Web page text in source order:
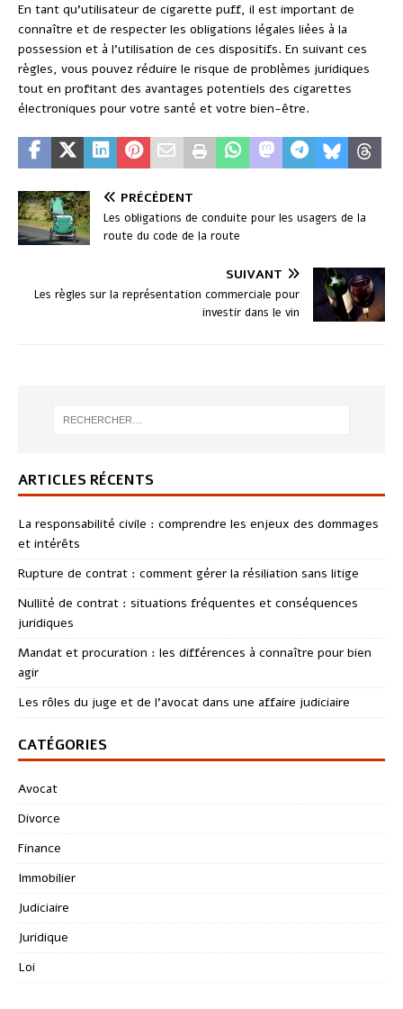
En tant qu’utilisateur de cigarette puff, il est important de
connaître et de respecter les obligations légales liées à la
possession et à l’utilisation de ces dispositifs. En suivant ces
règles, vous pouvez réduire le risque de problèmes juridiques
tout en profitant des avantages potentiels des cigarettes
électroniques pour votre santé et votre bien-être.
PRÉCÉDENT
Les obligations de conduite pour les usagers de la
route du code de la route
SUIVANT
Les règles sur la représentation commerciale pour
investir dans le vin
ARTICLES RÉCENTS
La responsabilité civile : comprendre les enjeux des dommages
et intérêts
Rupture de contrat : comment gérer la résiliation sans litige
Nullité de contrat : situations fréquentes et conséquences
juridiques
Mandat et procuration : les différences à connaître pour bien
agir
Les rôles du juge et de l’avocat dans une affaire judiciaire
CATÉGORIES
Avocat
Divorce
Finance
Immobilier
Judiciaire
Juridique
Loi